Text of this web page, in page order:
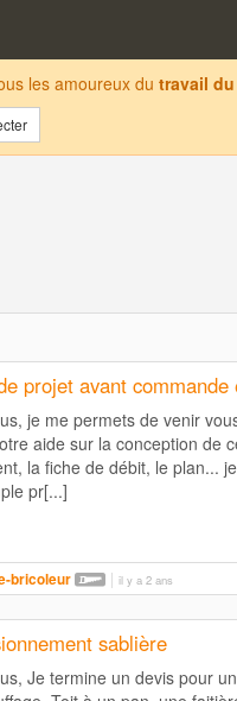
les amoureux du travail
projet avant
je me permets de venir
aide sur la conception de
la fiche de débit, le plan...
pr[...]
bricoleur il y a 2 ans
sablière
Je termine un devis pour